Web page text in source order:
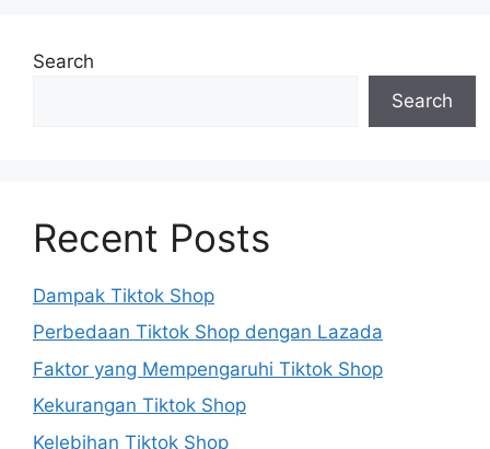
Search
Search
Recent Posts
Dampak Tiktok Shop
Perbedaan Tiktok Shop dengan Lazada
Faktor yang Mempengaruhi Tiktok Shop
Kekurangan Tiktok Shop
Kelebihan Tiktok Shop